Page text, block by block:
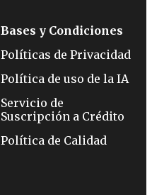
Bases y Condiciones
Políticas de Privacidad
Política de uso de la IA
Servicio de
Suscripción a Crédito
Política de Calidad